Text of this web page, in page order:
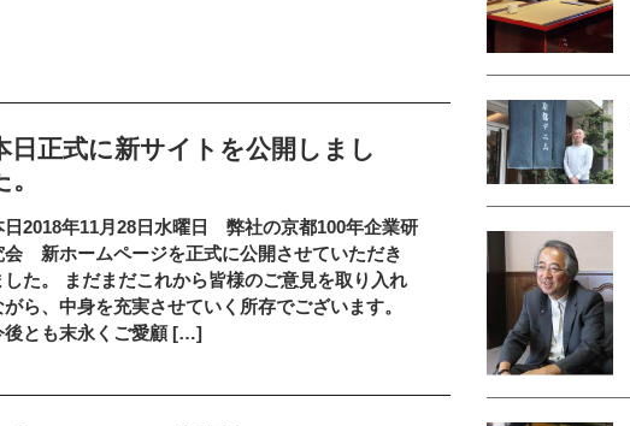
日正式に新サイトを公開しまし
。
日2018年11月28日水曜日 弊社の京都100年企業研
会 新ホームページを正式に公開させていただき
した。 まだまだこれから皆様のご意見を取り入れ
がら、中身を充実させていく所存でございます。
後とも末永くご愛顧 […]